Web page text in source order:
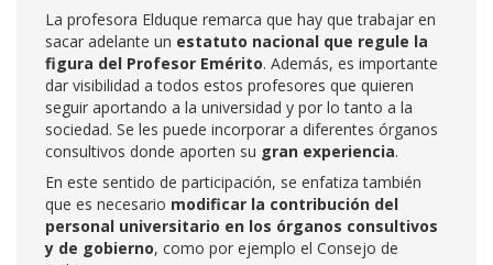
La profesora Elduque remarca que hay que trabajar en
sacar adelante un estatuto nacional que regule la
figura del Profesor Emérito. Además, es importante
dar visibilidad a todos estos profesores que quieren
seguir aportando a la universidad y por lo tanto a la
sociedad. Se les puede incorporar a diferentes órganos
consultivos donde aporten su gran experiencia.
En este sentido de participación, se enfatiza también
que es necesario modificar la contribución del
personal universitario en los órganos consultivos
y de gobierno, como por ejemplo el Consejo de